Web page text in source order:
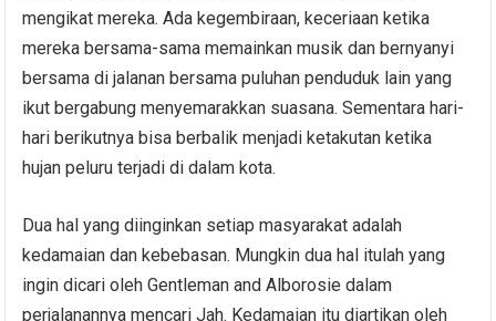
mengikat mereka. Ada kegembiraan, keceriaan ketika
mereka bersama-sama memainkan musik dan bernyanyi
bersama di jalanan bersama puluhan penduduk lain yang
ikut bergabung menyemarakkan suasana. Sementara hari-
hari berikutnya bisa berbalik menjadi ketakutan ketika
hujan peluru terjadi di dalam kota.
Dua hal yang diinginkan setiap masyarakat adalah
kedamaian dan kebebasan. Mungkin dua hal itulah yang
ingin dicari oleh Gentleman and Alborosie dalam
perjalanannya mencari Jah. Kedamaian itu diartikan oleh